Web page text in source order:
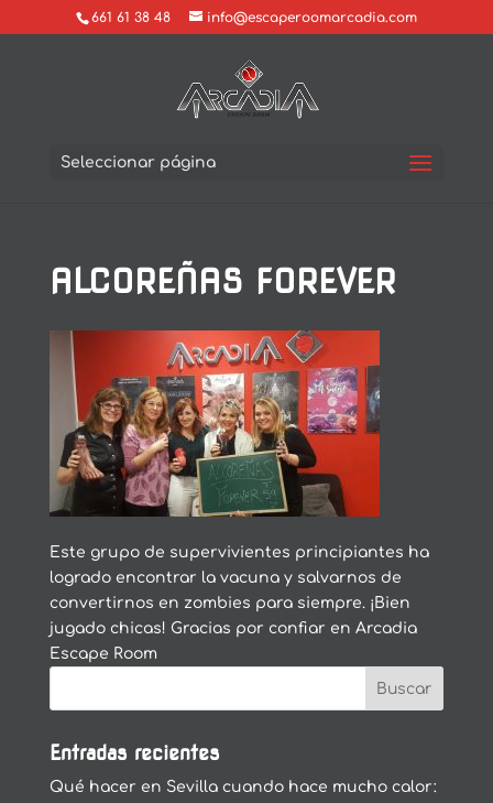
661 61 38 48 info@escaperoomarcadia.com
Seleccionar página
ALCOREÑAS FOREVER
Este grupo de supervivientes principiantes ha
logrado encontrar la vacuna y salvarnos de
convertirnos en zombies para siempre. ¡Bien
jugado chicas! Gracias por confiar en Arcadia
Escape Room
Entradas recientes
Qué hacer en Sevilla cuando hace mucho calor: